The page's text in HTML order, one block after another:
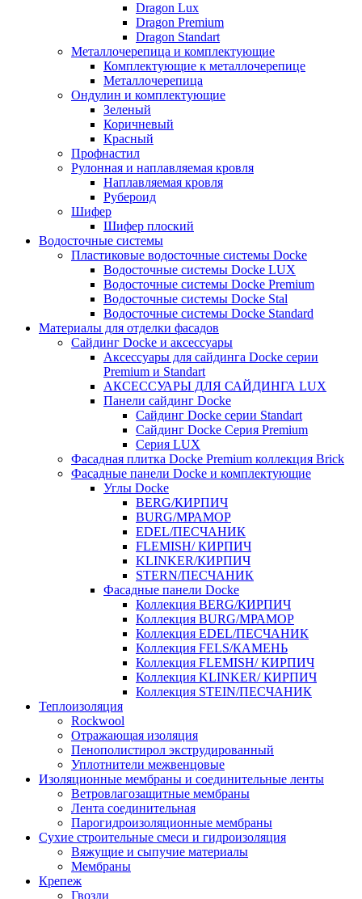
Dragon Lux
Dragon Premium
Dragon Standart
Металлочерепица и комплектующие
Комплектующие к металлочерепице
Металлочерепица
Ондулин и комплектующие
Зеленый
Коричневый
Красный
Профнастил
Рулонная и наплавляемая кровля
Наплавляемая кровля
Рубероид
Шифер
Шифер плоский
Водосточные системы
Пластиковые водосточные системы Docke
Водосточные системы Docke LUX
Водосточные системы Docke Premium
Водосточные системы Docke Stal
Водосточные системы Docke Standard
Материалы для отделки фасадов
Сайдинг Docke и аксессуары
Аксессуары для сайдинга Docke серии
Premium и Standart
АКСЕССУАРЫ ДЛЯ САЙДИНГА LUX
Панели сайдинг Docke
Cайдинг Docke серии Standart
Сайдинг Docke Серия Premium
Серия LUX
Фасадная плитка Docke Premium коллекция Brick
Фасадные панели Docke и комплектующие
Углы Docke
BERG/КИРПИЧ
BURG/МРАМОР
EDEL/ПЕСЧАНИК
FLEMISH/ КИРПИЧ
KLINKER/КИРПИЧ
STERN/ПЕСЧАНИК
Фасадные панели Docke
Коллекция BERG/КИРПИЧ
Коллекция BURG/МРАМОР
Коллекция EDEL/ПЕСЧАНИК
Коллекция FELS/КАМЕНЬ
Коллекция FLEMISH/ КИРПИЧ
Коллекция KLINKER/ КИРПИЧ
Коллекция STEIN/ПЕСЧАНИК
Теплоизоляция
Rockwool
Отражающая изоляция
Пенополистирол экструдированный
Уплотнители межвенцовые
Изоляционные мембраны и соединительные ленты
Ветровлагозащитные мембраны
Лента соединительная
Парогидроизоляционные мембраны
Сухие строительные смеси и гидроизоляция
Вяжущие и сыпучие материалы
Мембраны
Крепеж
Гвозди